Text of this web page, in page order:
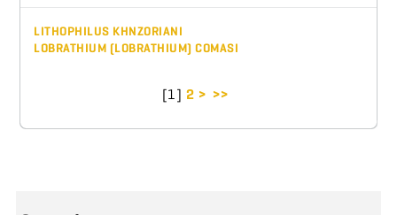
LITHOPHILUS KHNZORIANI
LOBRATHIUM (LOBRATHIUM) COMASI
[1 ] 2 > >>